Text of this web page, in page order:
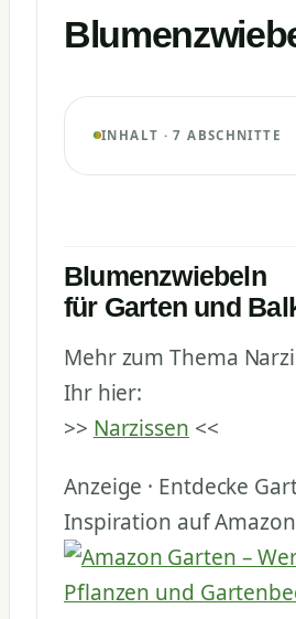
INHALT · 7 ABSCHNITTE
Blumenzwiebeln
für Garten und
Mehr zum Thema
Ihr hier:
>> Narzissen <<
Anzeige · Entdecke
Inspiration auf Amazon